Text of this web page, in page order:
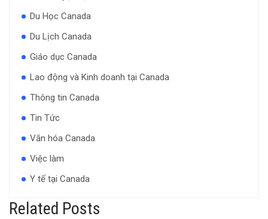
Du Học Canada
Du Lịch Canada
Giáo dục Canada
Lao động và Kinh doanh tại Canada
Thông tin Canada
Tin Tức
Văn hóa Canada
Việc làm
Y tế tại Canada
Related Posts